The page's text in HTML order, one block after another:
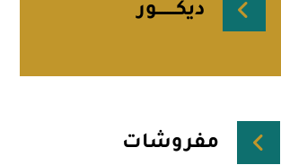
ديكـــــــور
مفروشات